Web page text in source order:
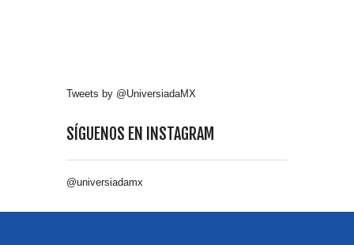
Tweets by @UniversiadaMX
SÍGUENOS EN INSTAGRAM
@universiadamx